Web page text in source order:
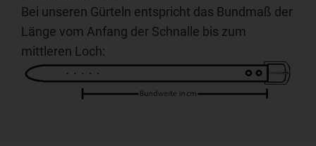
Bei unseren Gürteln entspricht das Bundmaß der
Länge vom Anfang der Schnalle bis zum
mittleren Loch: